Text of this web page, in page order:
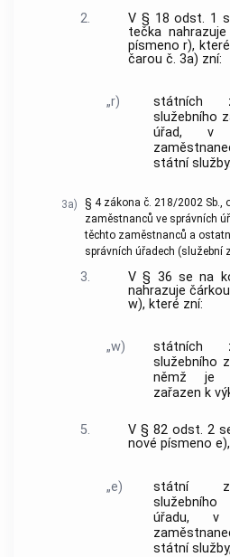
2.
V § 18 odst. 1
tečka
písmeno r),
čarou č. 3a) zní:
„r)
státních
služebního
úřad, v
státní služby.
3a)
§ 4 zákona č. 218/2002 Sb.,
zaměstnanců ve správních
těchto zaměstnanců a
správních úřadech (služební
3.
V § 36 se na
nahrazuje
w), které zní:
„w)
státních
služebního
němž je
zařazen k
5.
V § 82 odst. 2
nové písmeno
„e)
státní
služebního
úřadu,
státní služby,